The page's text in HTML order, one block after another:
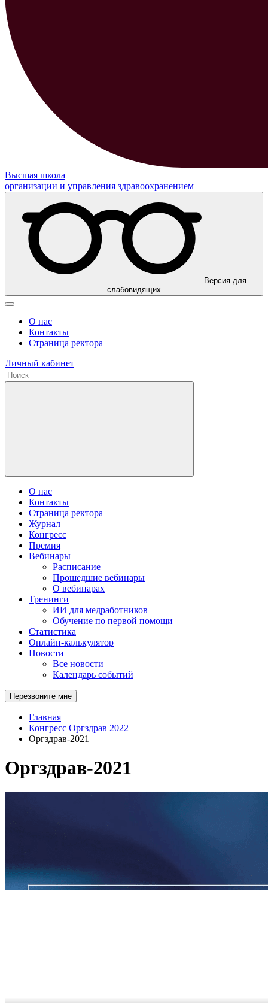
Высшая школа
организации и управления здравоохранением
Версия для
слабовидящих
О нас
Контакты
Страница ректора
Личный кабинет
О нас
Контакты
Страница ректора
Журнал
Конгресс
Премия
Вебинары
Расписание
Прошедшие вебинары
О вебинарах
Тренинги
ИИ для медработников
Обучение по первой помощи
Статистика
Онлайн-калькулятор
Новости
Все новости
Календарь событий
Перезвоните мне
Главная
Конгресс Оргздрав 2022
Оргздрав-2021
Оргздрав-2021